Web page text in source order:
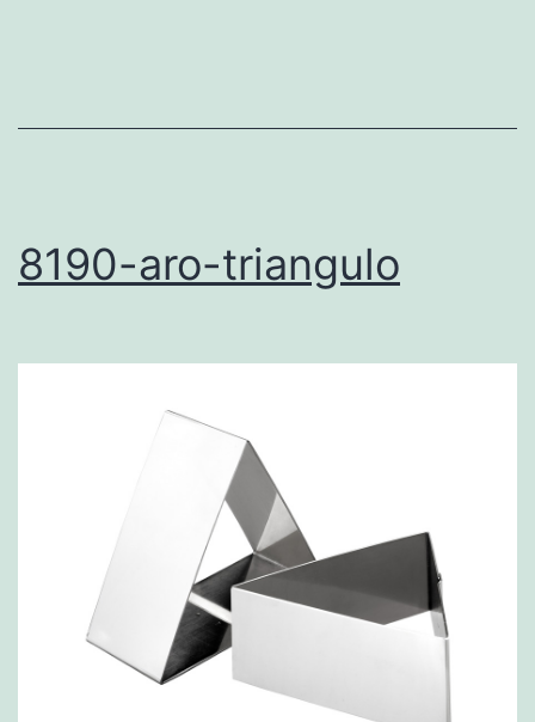
8190-aro-triangulo